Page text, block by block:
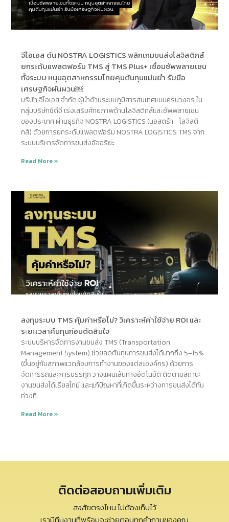
จีไอเอส ดัน NOSTRA LOGISTICS พลิกเกมขนส่งโลจิสติกส์
ยกระดับแพลตฟอร์ม TMS สู่ TMS Plus+ เชื่อมซัพพลายเชน
ทั้งระบบ หนุนอุตสาหกรรมไทยคุมต้นทุนแม่นยำ รับมือ
เศรษฐกิจผันผวน￼
บริษัท จีไอเอส จำกัด ผู้นำด้านระบบภูมิสารสนเทศแบบครบวงจร ใน
กลุ่มบริษัทซีดีจี เร่งเสริมศักยภาพด้านโลจิสติกส์และซัพพลายเชน
ของประเทศ ผ่านธุรกิจ NOSTRA LOGISTICS (นอสตร้า โลจิสติ
กส์) ด้วยการยกระดับแพลตฟอร์ม NOSTRA LOGISTICS TMS จาก
ระบบบริหารจัดการขนส่งอัจฉริยะ
Read More »
ลงทุนระบบ TMS คุ้มค่าหรือไม่? วิเคราะห์ค่าใช้จ่าย ROI และ
ระยะเวลาคืนทุนก่อนตัดสินใจ
ระบบบริหารจัดการงานขนส่ง TMS (Transportation
Management System) ช่วยลดต้นทุนการขนส่งได้มากถึง 5–15%
(ขึ้นอยู่กับสภาพแวดล้อมการทำงานของแต่ละองค์กร) ด้วยการ
จัดการรถและการบรรทุก วางแผนเส้นทางอัตโนมัติ ติดตามสถานะ
งานขนส่งได้เรียลไทม์ และแก้ปัญหาที่เกิดขึ้นระหว่างการขนส่งได้ทัน
ท่วงที
Read More »
ติดต่อสอบถามเพิ่มเติม
สงสัยตรงไหน ไม่ต้องเก็บไว้